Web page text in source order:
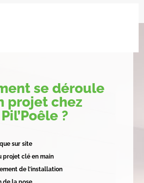
se déroule
projet chez
Pil’Poêle ?
sur site
projet clé en main
de l’installation